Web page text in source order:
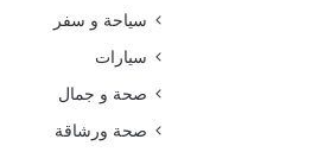
سياحة و سفر
سيارات
صحة و جمال
صحة ورشاقة